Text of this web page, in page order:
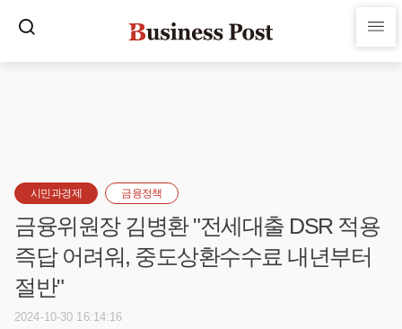
시민과경제 금융정책
금융위원장 김병환 "전세대출 DSR 적용
즉답 어려워, 중도상환수수료 내년부터
절반"
2024-10-30 16:14:16